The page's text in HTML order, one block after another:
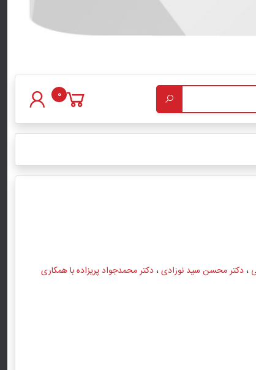
0
،دکتر محسن سید نوزادی،دکتر محمدجواد پریزاده با همکاری